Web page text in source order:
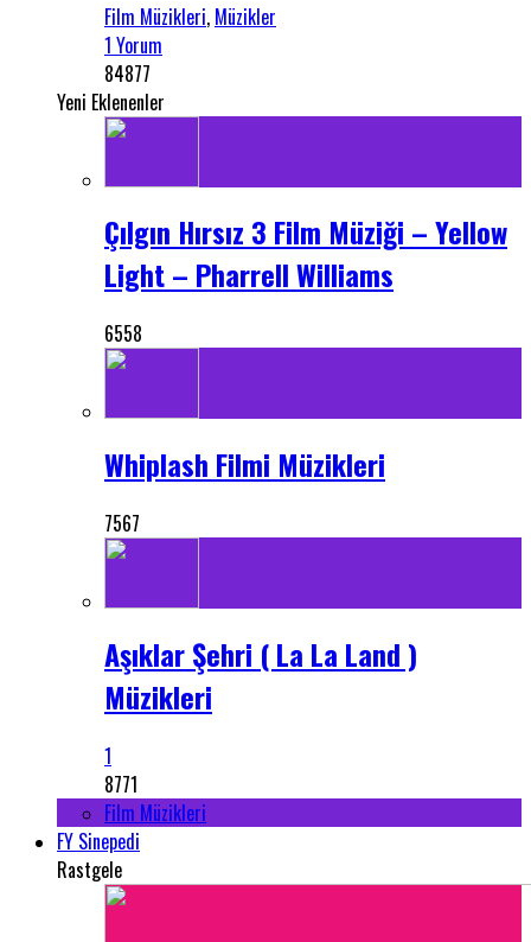
Film Müzikleri, Müzikler
1 Yorum
84877
Yeni Eklenenler
Çılgın Hırsız 3 Film Müziği – Yellow
Light – Pharrell Williams
6558
Whiplash Filmi Müzikleri
7567
Aşıklar Şehri ( La La Land )
Müzikleri
1
8771
Film Müzikleri
FY Sinepedi
Rastgele